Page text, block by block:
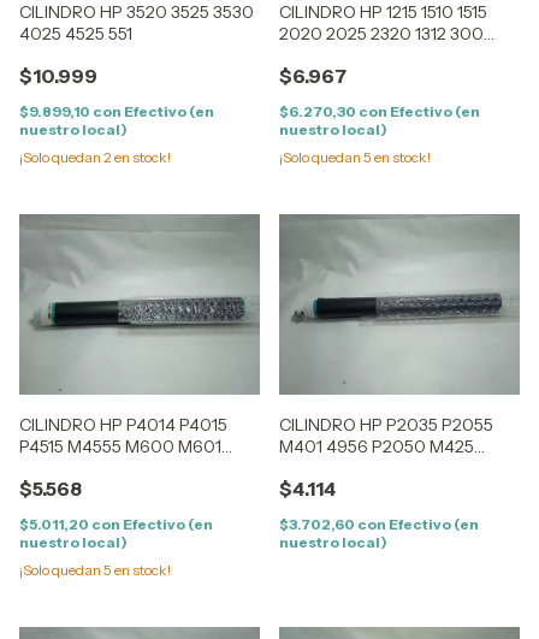
CILINDRO HP 3520 3525 3530
4025 4525 551
$10.999
$9.899,10 con Efectivo (en
nuestro local)
¡Solo quedan 2en stock!
CILINDRO HP 1215 1510 1515
2020 2025 2320 1312 300
$6.967
$6.270,30 con Efectivo (en
nuestro local)
¡Solo quedan 5 en stock!
CILINDRO HP P4014 P4015
P4515 M4555 M600 M601
$5.568
$5.011,20 con Efectivo (en
nuestro local)
¡Solo quedan 5 en stock!
CILINDRO HP P2035 P2055
M401 4956 P2050 M425
LBP6650
$4.114
$3.702,60 con Efectivo (en
nuestro local)